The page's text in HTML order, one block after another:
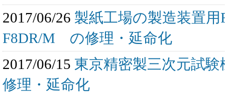
2017/06/26 製紙工場の製造装置
F8DR/M の修理・延命化
2017/06/15 東京精密製三次元試
修理・延命化